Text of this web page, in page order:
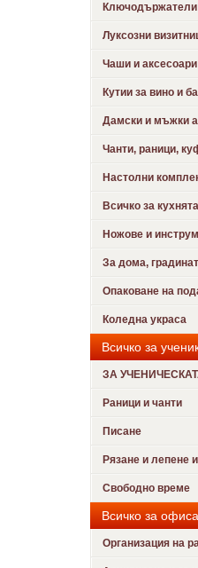
Ключодържатели
Луксозни
Чаши и
Кутии за вино и
Дамски и мъжки
Чанти, раници,
Настолни
Всичко за кухнята
Ножове и
За дома,
Опаковане на
Коледна украса
Всичко за
ЗА
Раници и чанти
Писане
Рязане и лепене
Свободно време
Всичко за офиса
Организация на